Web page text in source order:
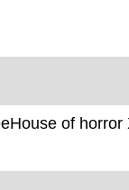
of horror